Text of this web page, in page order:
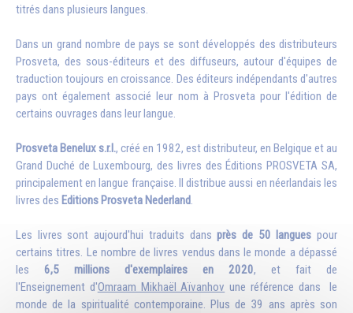
titrés dans plusieurs langues.
Dans un grand nombre de pays se sont développés des distributeurs
Prosveta, des sous-éditeurs et des diffuseurs, autour d'équipes de
traduction toujours en croissance. Des éditeurs indépendants d'autres
pays ont également associé leur nom à Prosveta pour l'édition de
certains ouvrages dans leur langue.
Prosveta Benelux s.r.l., créé en 1982, est distributeur, en Belgique et au
Grand Duché de Luxembourg, des livres des Éditions PROSVETA SA,
principalement en langue française. Il distribue aussi en néerlandais les
livres des Editions Prosveta Nederland
Les livres sont aujourd'hui traduits dansprès de 50 languespour
certains titres. Le nombre de livres vendus dans le monde a dépassé
les 6,5 millions d'exemplaires en 2020, et fait de
l'Enseignement d'Omraam Mikhaël Aïvanhov une référence dans le
monde de la spiritualité contemporaine. Plus de 39 ans après son